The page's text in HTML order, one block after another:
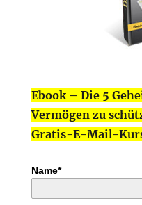
Ebook – Die 5
Vermögen zu
Gratis-E-Mail-
Name*